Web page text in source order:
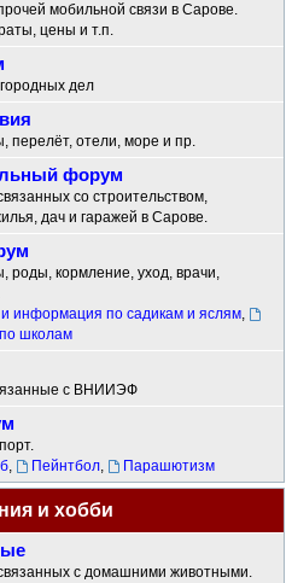
мобильной связи в Сарове.
цены и т.п.
дел
перелёт, отели, море и пр.
форум
со строительством,
дач и гаражей в Сарове.
роды, кормление, уход, врачи,
информация по садикам и яслям,
школам
с ВНИИЭФ
, Пейнтбол, Парашютизм
и хобби
с домашними животными.